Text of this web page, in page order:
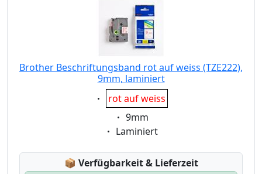
Brother Beschriftungsband rot auf weiss (TZE222),
9mm, laminiert
Eigenschaft:
rot auf weiss
Eigenschaft:
9mm
Eigenschaft:
Laminiert
📦 Lagerstatus:
Verfügbarkeit & Lieferzeit